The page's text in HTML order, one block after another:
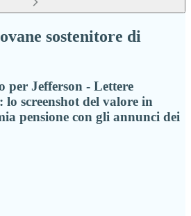
sostenitore di
Jefferson - Lettere
screenshot del valore in
pensione con gli annunci dei